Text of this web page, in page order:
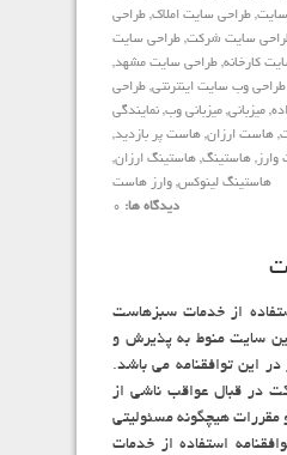
, طراحی سایت املاک, طراحی
سایت شرکت, طراحی سایت
کارخانه, طراحی سایت مشهد,
طراحی وب سایت اینترنتی, طراحی
, میزبانی, میزبانی وب, نمایندگی
, هاست ارزان, هاست پر بازدید,
, هاستینگ, هاستینگ ارزان,
هاستینگ لینوکس, وارز هاست
دیدگاه ها: 0
از خدمات سبزهاست
سایت منوط به پذیرش و
این توافقنامه می باشد.
در قبال عواقب ناشی از
مقررات هیچگونه مسئولیتی
استفاده از خدمات